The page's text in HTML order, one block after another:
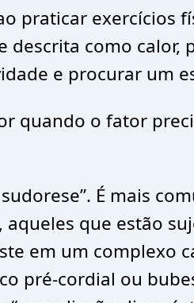
praticar exercícios
como calor,
e procurar um
quando o fator
É mais
que estão
em um complexo
pré-cordial ou